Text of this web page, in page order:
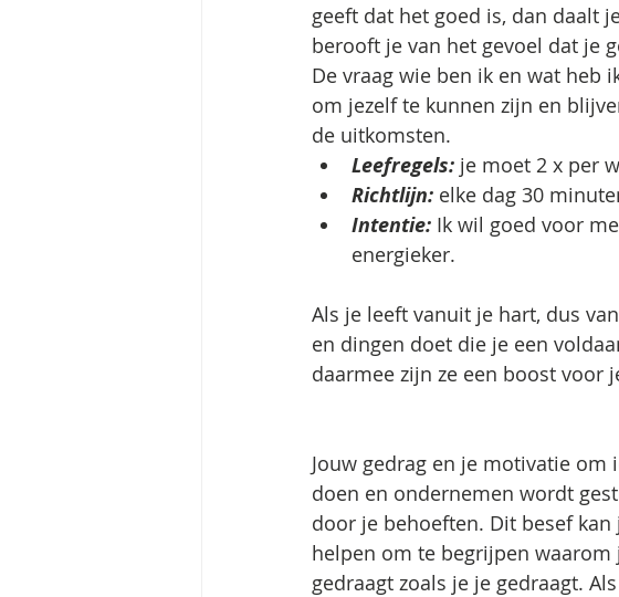
geeft dat het goed is, dan daalt
berooft je van het gevoel dat je
De vraag wie ben ik en wat heb
om jezelf te kunnen zijn en
de uitkomsten.
Leefregels: je moet 2 x per
Richtlijn: elke dag 30
Intentie: Ik wil goed voor
energieker.
Als je leeft vanuit je hart, dus
en dingen doet die je een
daarmee zijn ze een boost voor
Jouw gedrag en je motivatie om
doen en ondernemen wordt
door je behoeften. Dit besef kan
helpen om te begrijpen waarom
gedraagt zoals je je gedraagt.